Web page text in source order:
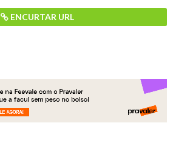
ENCURTAR URL